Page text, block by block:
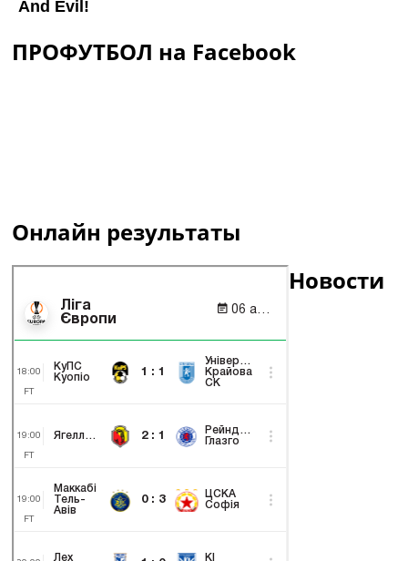
ПРОФУТБОЛ на Facebook
Онлайн результаты
Новости